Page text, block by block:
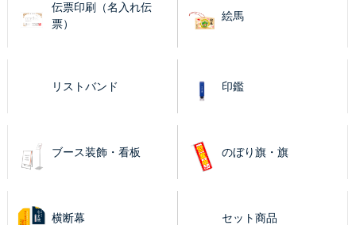
伝票印刷（名入れ伝
票）
絵馬
リストバンド 印鑑
ブース装飾・看板 のぼり旗・旗
横断幕 セット商品